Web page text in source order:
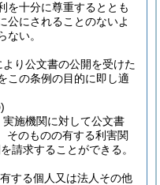
を十分に尊重するととも
公にされることのないよ
ない。
り公文書の公開を受けた
この条例の目的に即し適
施機関に対して公文書
そのものの有する利害関
請求することができる。
する個人又は法人その他